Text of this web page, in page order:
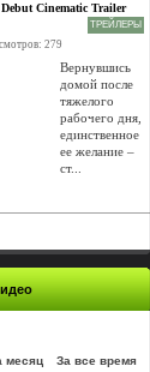
Cinematic Trailer
ТРЕЙЛЕРЫ
279
Вернувшись
домой после
тяжелого
рабочего дня,
единственное
ее желание –
ст...
месяц
За все время